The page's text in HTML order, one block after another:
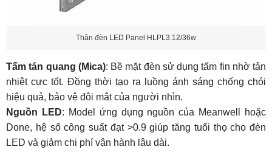
Thân đèn LED Panel HLPL3.12/36w
Tấm tán quang (Mica): Bề mặt đèn sử dụng tấm fin nhờ tản
nhiệt cực tốt. Đồng thời tạo ra luồng ánh sáng chống chói
hiệu quả, bảo vệ đôi mắt của người nhìn.
Nguồn LED: Model ứng dụng nguồn của Meanwell hoặc
Done, hệ số công suất đạt >0.9 giúp tăng tuổi thọ cho đèn
LED và giảm chi phí vận hành lâu dài.